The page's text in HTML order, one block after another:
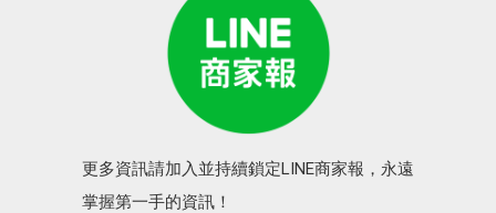
更多資訊請加入並持續鎖定LINE商家報，永遠
掌握第一手的資訊！